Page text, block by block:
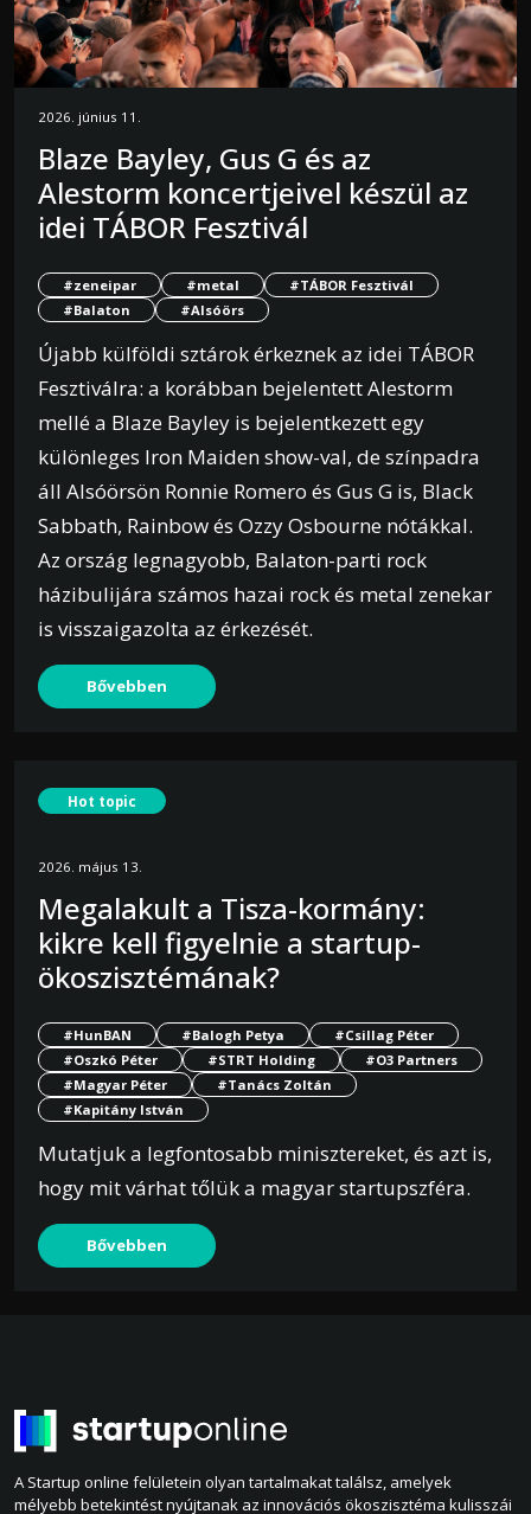
2026. június 11.
Blaze Bayley, Gus G és az
Alestorm koncertjeivel készül az
idei TÁBOR Fesztivál
#zeneipar #metal
#TÁBOR Fesztivál
#Balaton
#Alsóörs
Újabb külföldi sztárok érkeznek az idei TÁBOR
Fesztiválra: a korábban bejelentett Alestorm
mellé a Blaze Bayley is bejelentkezett egy
különleges Iron Maiden show-val, de színpadra
áll Alsóörsön Ronnie Romero és Gus G is, Black
Sabbath, Rainbow és Ozzy Osbourne nótákkal.
Az ország legnagyobb, Balaton-parti rock
házibulijára számos hazai rock és metal zenekar
is visszaigazolta az érkezését.
Bővebben
Hot topic
2026. május 13.
Megalakult a Tisza-kormány:
kikre kell figyelnie a startup-
ökoszisztémának?
#HunBAN #Balogh Petya
#Csillag Péter
#Oszkó Péter
#STRT Holding
#O3 Partners
#Magyar Péter
#Tanács Zoltán
#Kapitány István
Mutatjuk a legfontosabb minisztereket, és azt is,
hogy mit várhat tőlük a magyar startupszféra.
Bővebben
A Startup online felületein olyan tartalmakat találsz, amelyek
mélyebb betekintést nyújtanak az innovációs ökoszisztéma kulisszái